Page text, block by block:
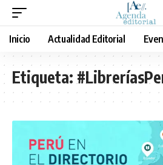
Inicio Actualidad Editorial
Etiqueta: